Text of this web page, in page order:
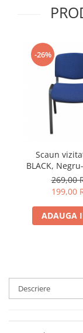
-26%
Scaun
BLACK,
269,00
199,00
ADAUGA
Descriere